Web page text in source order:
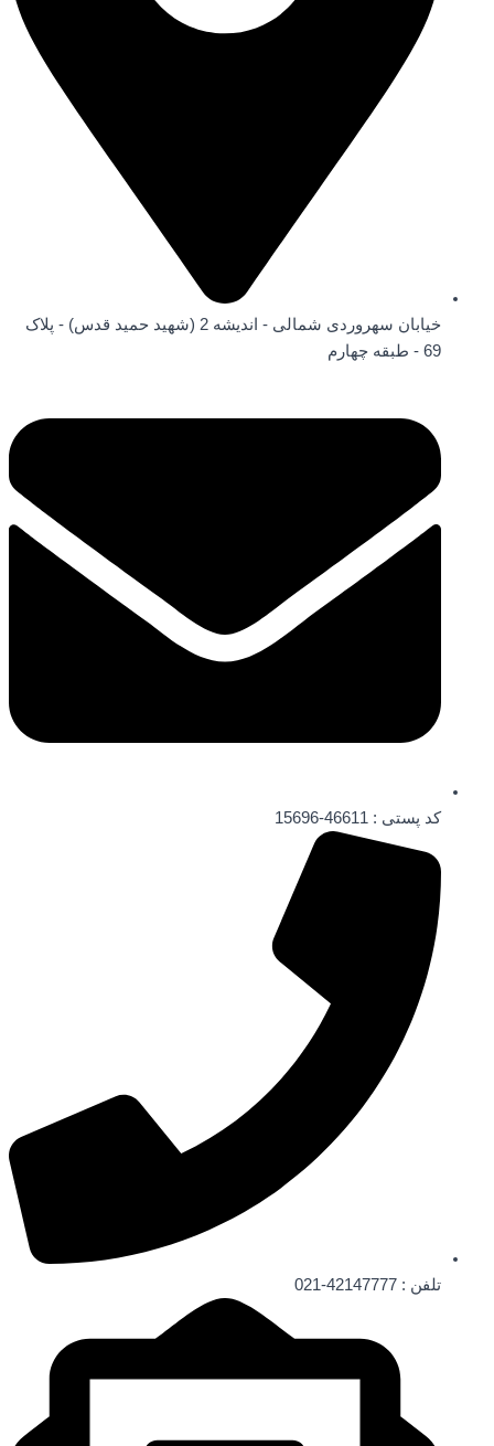
خیابان سهروردی شمالی - اندیشه 2 (شهید حمید قدس) - پلاک
69 - طبقه چهارم
کد پستی : 46611-15696
تلفن : 42147777-021